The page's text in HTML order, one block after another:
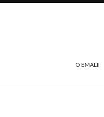
O EMALII